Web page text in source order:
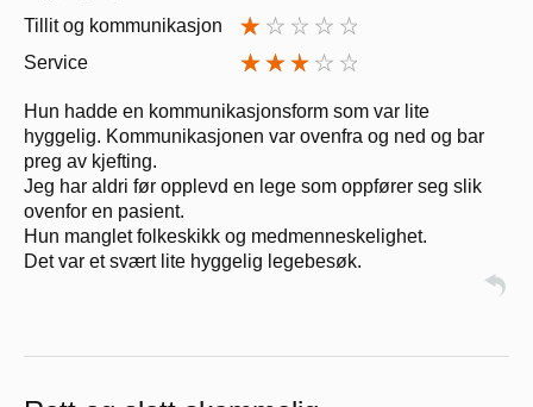
Tillit og kommunikasjon
Service
Hun hadde en kommunikasjonsform som var lite
hyggelig. Kommunikasjonen var ovenfra og ned og bar
preg av kjefting.
Jeg har aldri før opplevd en lege som oppfører seg slik
ovenfor en pasient.
Hun manglet folkeskikk og medmenneskelighet.
Det var et svært lite hyggelig legebesøk.